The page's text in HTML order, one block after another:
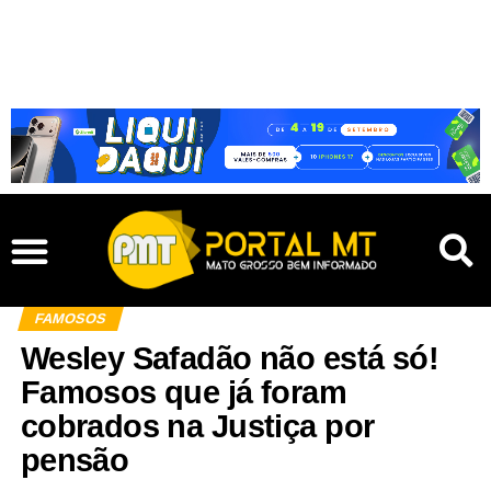
FAMOSOS
Wesley Safadão não está só!
Famosos que já foram
cobrados na Justiça por
pensão